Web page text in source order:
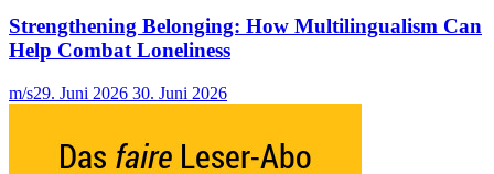
Strengthening Belonging: How Multilingualism Can
Help Combat Loneliness
m/s29. Juni 2026 30. Juni 2026